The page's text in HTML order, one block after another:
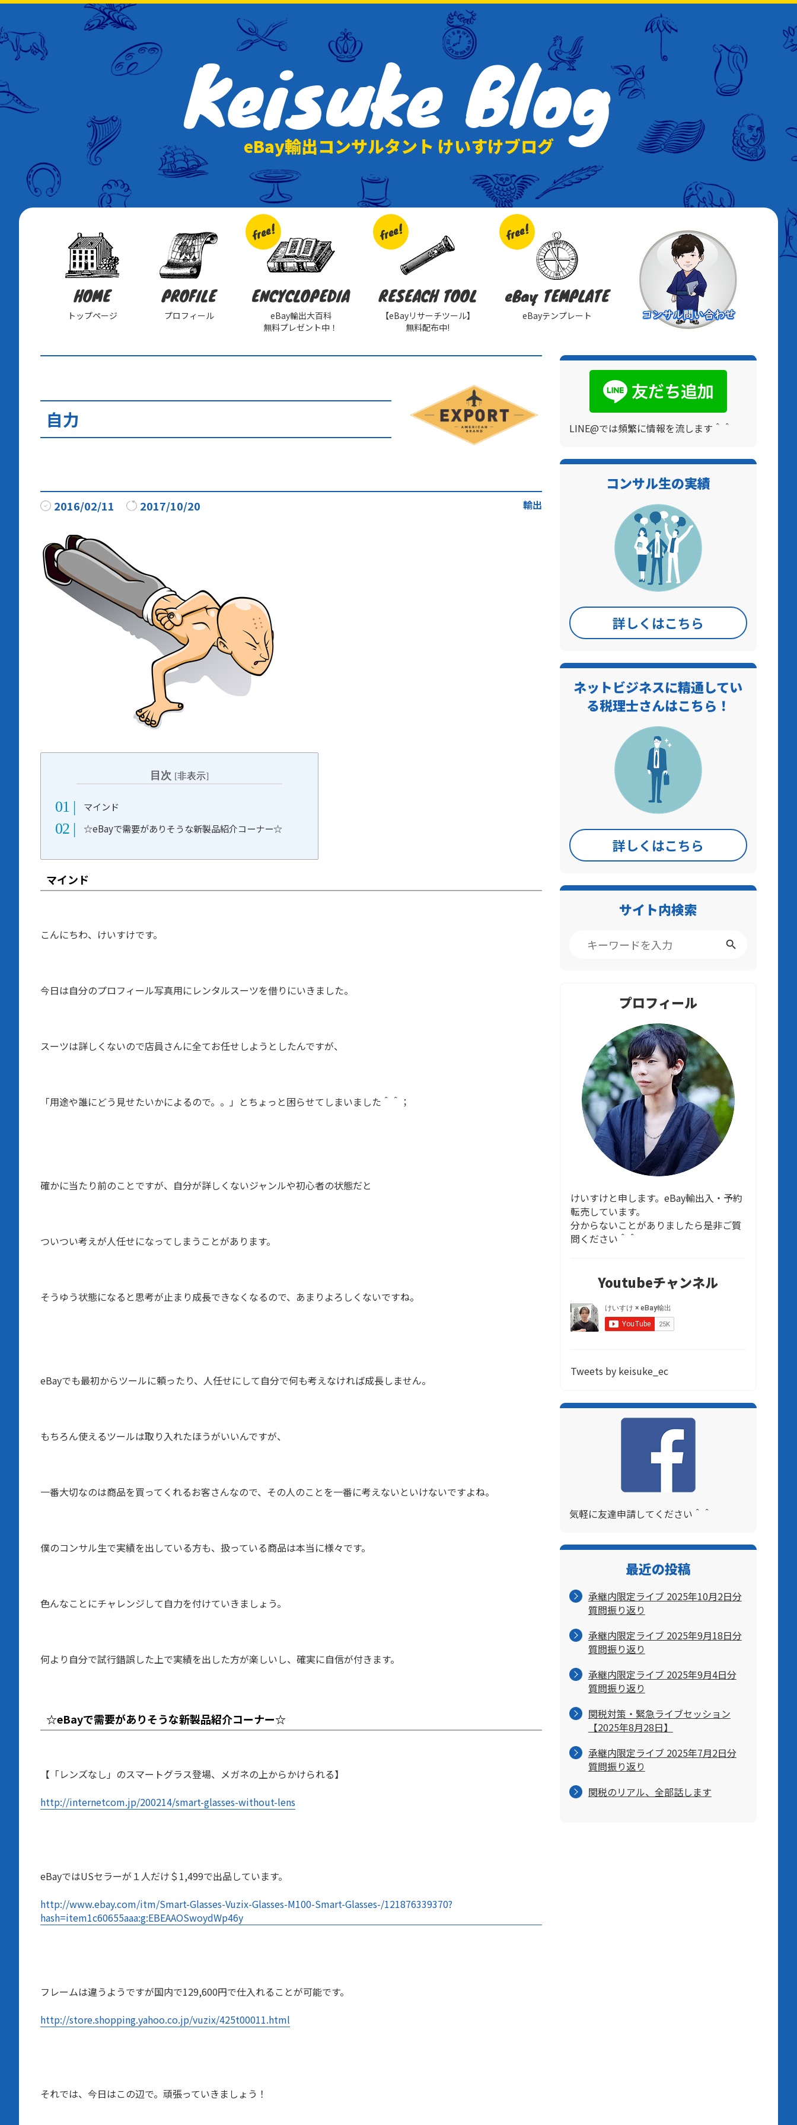
KeisukeBlog
eBay輸出コンサルタント けいすけブログ
HOME
トップページ
PROFILE
プロフィール
ENCYCLOPEDIA
eBay輸出大百科
無料プレゼント中！
free!
RESEACH TOOL
【eBayリサーチツール】
無料配布中!
free!
eBay TEMPLATE
eBayテンプレート
free!
自力
2016/02/11 2017/10/20 輸出
目次 [非表示]
マインド
☆eBayで需要がありそうな新製品紹介コーナー☆
マインド
こんにちわ、けいすけです。
今日は自分のプロフィール写真用にレンタルスーツを借りにいきました。
スーツは詳しくないので店員さんに全てお任せしようとしたんですが、
「用途や誰にどう見せたいかによるので。。」とちょっと困らせてしまいました＾＾；
確かに当たり前のことですが、自分が詳しくないジャンルや初心者の状態だと
ついつい考えが人任せになってしまうことがあります。
そうゆう状態になると思考が止まり成長できなくなるので、あまりよろしくないですね。
eBayでも最初からツールに頼ったり、人任せにして自分で何も考えなければ成長しません。
もちろん使えるツールは取り入れたほうがいいんですが、
一番大切なのは商品を買ってくれるお客さんなので、その人のことを一番に考えないといけないですよね。
僕のコンサル生で実績を出している方も、扱っている商品は本当に様々です。
色んなことにチャレンジして自力を付けていきましょう。
何より自分で試行錯誤した上で実績を出した方が楽しいし、確実に自信が付きます。
☆eBayで需要がありそうな新製品紹介コーナー☆
【「レンズなし」のスマートグラス登場、メガネの上からかけられる】
http://internetcom.jp/200214/smart-glasses-without-lens
eBayではUSセラーが１人だけ＄1,499で出品しています。
http://www.ebay.com/itm/Smart-Glasses-Vuzix-Glasses-M100-Smart-Glasses-/121876339370?
hash=item1c60655aaa:g:EBEAAOSwoydWp46y
フレームは違うようですが国内で129,600円で仕入れることが可能です。
http://store.shopping.yahoo.co.jp/vuzix/425t00011.html
それでは、今日はこの辺で。頑張っていきましょう！
LINE@では頻繁に情報を流します＾＾
コンサル生の実績
詳しくはこちら
ネットビジネスに精通してい
る税理士さんはこちら！
詳しくはこちら
サイト内検索
プロフィール
けいすけと申します。eBay輸出入・予約
転売しています。
分からないことがありましたら是非ご質
問ください＾＾
Youtubeチャンネル
Tweets by keisuke_ec
気軽に友達申請してください＾＾
最近の投稿
承継内限定ライブ 2025年10月2日分
質問振り返り
承継内限定ライブ 2025年9月18日分
質問振り返り
承継内限定ライブ 2025年9月4日分
質問振り返り
関税対策・緊急ライブセッション
【2025年8月28日】
承継内限定ライブ 2025年7月2日分
質問振り返り
関税のリアル、全部話します